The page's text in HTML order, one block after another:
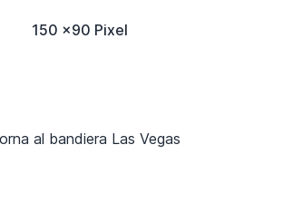
150 x90 Pixel
al bandiera Las Vegas